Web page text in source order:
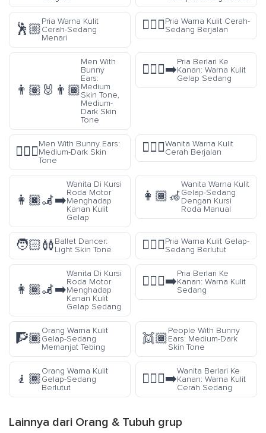
🕺🏼
Pria Warna Kulit
Cerah-Sedang
Menari
🚶🏼‍♂️Pria Warna Kulit Cerah-
Sedang Berjalan
👨🏽‍🐰‍👨🏾
Men With
Bunny
Ears:
Medium
Skin Tone,
Medium-
Dark Skin
Tone
🏃🏾‍♂️‍➡️
Pria Berlari Ke
Kanan: Warna Kulit
Gelap Sedang
👯🏾‍♂️
Men With Bunny Ears:
Medium-Dark Skin
Tone
🚶🏻‍♀️Wanita Warna Kulit
Cerah Berjalan
👩🏿‍🦼‍➡️
Wanita Di Kursi
Roda Motor
Menghadap
Kanan Kulit
Gelap
👩🏾‍🦽
Wanita Warna Kulit
Gelap-Sedang
Dengan Kursi
Roda Manual
🧑🏻‍🩰Ballet Dancer:
Light Skin Tone
🧎🏾‍♂️Pria Warna Kulit Gelap-
Sedang Berlutut
👩🏾‍🦼‍➡️
Wanita Di Kursi
Roda Motor
Menghadap
Kanan Kulit
Gelap Sedang
🏃🏽‍♂️‍➡️
Pria Berlari Ke
Kanan: Warna Kulit
Sedang
🧗🏾
Orang Warna Kulit
Gelap-Sedang
Memanjat Tebing
👯🏾
People With Bunny
Ears: Medium-Dark
Skin Tone
🧎🏾
Orang Warna Kulit
Gelap-Sedang
Berlutut
🏃🏼‍♀️‍➡️
Wanita Berlari Ke
Kanan: Warna Kulit
Cerah Sedang
Lainnya dari Orang & Tubuh grup